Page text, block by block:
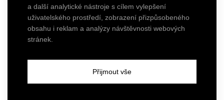
a další analytické nástroje s cílem vylepšení
uživatelského prostředí, zobrazení přizpůsobeného
obsahu i reklam a analýzy návštěvnosti webových
stránek.
Přijmout vše